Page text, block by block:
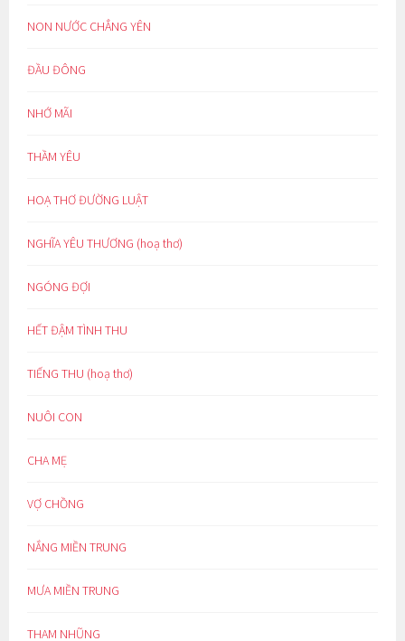
NON NƯỚC CHẲNG YÊN
ĐẦU ĐÔNG
NHỚ MÃI
THẦM YÊU
HOẠ THƠ ĐƯỜNG LUẬT
NGHĨA YÊU THƯƠNG (hoạ thơ)
NGÓNG ĐỢI
HẾT ĐẬM TÌNH THU
TIẾNG THU (hoạ thơ)
NUÔI CON
CHA MẸ
VỢ CHỒNG
NẮNG MIỀN TRUNG
MƯA MIỀN TRUNG
THAM NHŨNG